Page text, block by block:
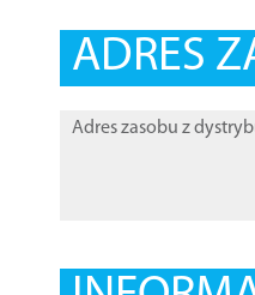
ADRES
Adres zasobu z